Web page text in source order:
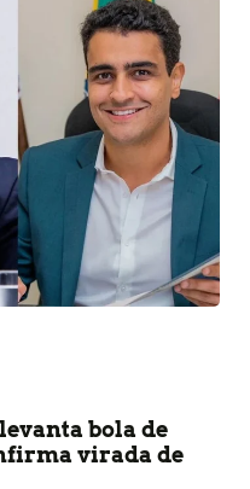
bola de
virada de